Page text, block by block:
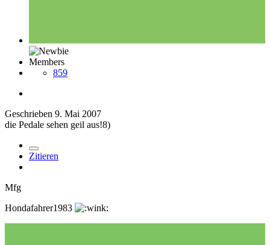
Members
859
Geschrieben 9. Mai 2007
die Pedale sehen geil aus!8)
Zitieren
Mfg
Hondafahrer1983